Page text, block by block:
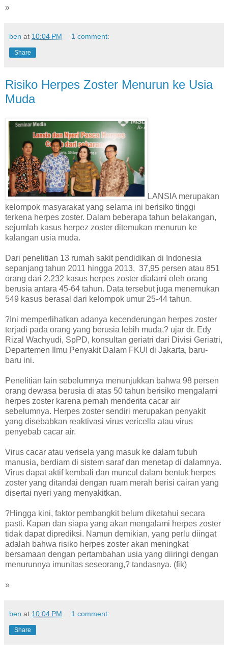
»
ben at 10:04 PM 1 comment:
Share
Risiko Herpes Zoster Menurun ke Usia
Muda
LANSIA merupakan
kelompok masyarakat yang selama ini berisiko tinggi
terkena herpes zoster. Dalam beberapa tahun belakangan,
sejumlah kasus herpez zoster ditemukan menurun ke
kalangan usia muda.
Dari penelitian 13 rumah sakit pendidikan di Indonesia
sepanjang tahun 2011 hingga 2013, 37,95 persen atau 851
orang dari 2.232 kasus herpes zoster dialami oleh orang
berusia antara 45-64 tahun. Data tersebut juga menemukan
549 kasus berasal dari kelompok umur 25-44 tahun.
?Ini memperlihatkan adanya kecenderungan herpes zoster
terjadi pada orang yang berusia lebih muda,? ujar dr. Edy
Rizal Wachyudi, SpPD, konsultan geriatri dari Divisi Geriatri,
Departemen Ilmu Penyakit Dalam FKUI di Jakarta, baru-
baru ini.
Penelitian lain sebelumnya menunjukkan bahwa 98 persen
orang dewasa berusia di atas 50 tahun berisiko mengalami
herpes zoster karena pernah menderita cacar air
sebelumnya. Herpes zoster sendiri merupakan penyakit
yang disebabkan reaktivasi virus vericella atau virus
penyebab cacar air.
Virus cacar atau verisela yang masuk ke dalam tubuh
manusia, berdiam di sistem saraf dan menetap di dalamnya.
Virus dapat aktif kembali dan muncul dalam bentuk herpes
zoster yang ditandai dengan ruam merah berisi cairan yang
disertai nyeri yang menyakitkan.
?Hingga kini, faktor pembangkit belum diketahui secara
pasti. Kapan dan siapa yang akan mengalami herpes zoster
tidak dapat diprediksi. Namun demikian, yang perlu diingat
adalah bahwa risiko herpes zoster akan meningkat
bersamaan dengan pertambahan usia yang diiringi dengan
menurunnya imunitas seseorang,? tandasnya. (fik)
»
ben at 10:04 PM 1 comment:
Share